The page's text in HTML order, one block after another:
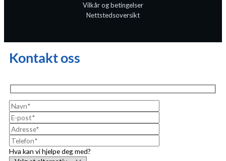
Vilkår og betingelser
Nettstedsoversikt
Kontakt oss
Hva kan vi hjelpe deg med?